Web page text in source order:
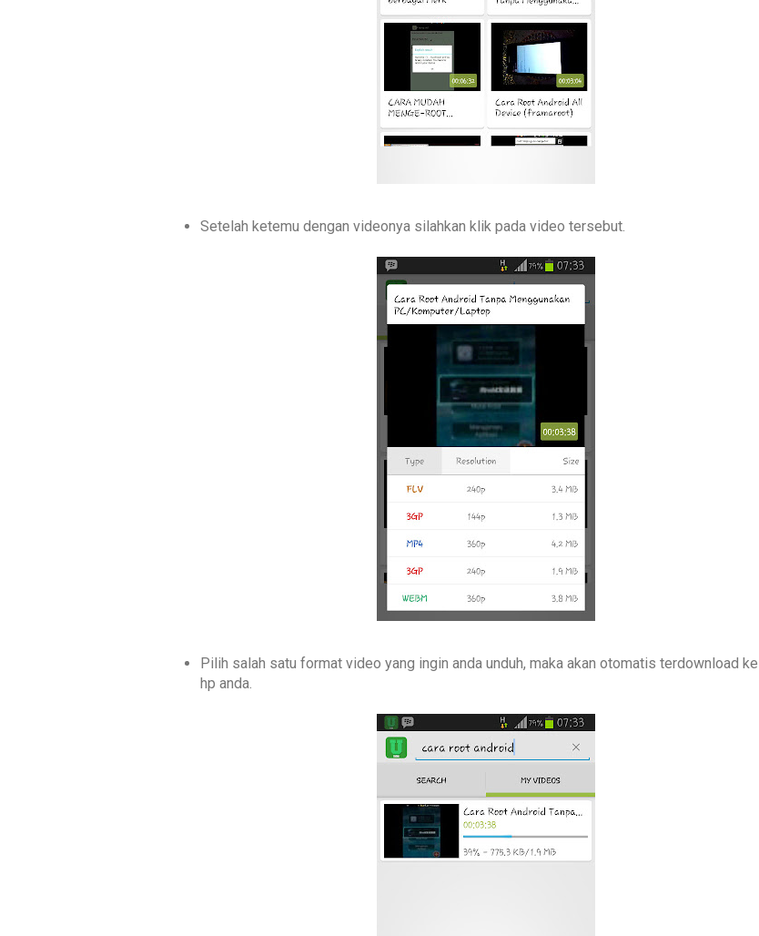
Setelah ketemu dengan videonya silahkan klik pada video tersebut.
Pilih salah satu format video yang ingin anda unduh, maka akan otomatis terdownload ke
hp anda.